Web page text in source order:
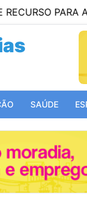
ATENDIMENTO
SAÚDE